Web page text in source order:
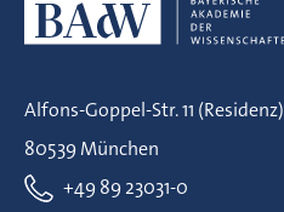
Alfons-Goppel-Str. 11 (Residenz)
80539 München
+49 89 23031-0